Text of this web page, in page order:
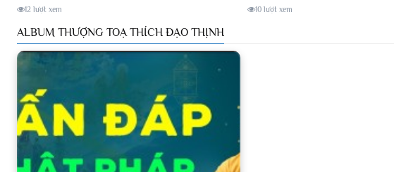
12 lượt xem 10 lượt xem
ALBUM THƯỢNG TOẠ THÍCH ĐẠO THỊNH